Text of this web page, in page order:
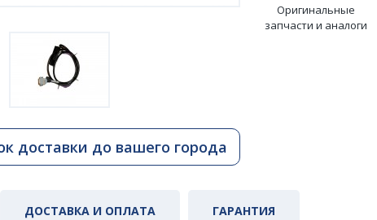
Оригинальные
запчасти и аналоги
доставки до вашего города
ДОСТАВКА И ОПЛАТА ГАРАНТИЯ